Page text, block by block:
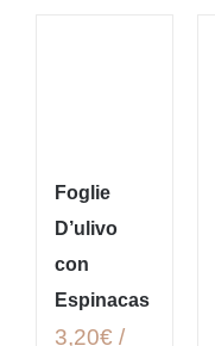
Foglie
D’ulivo
con
Espinacas
3,20€ /